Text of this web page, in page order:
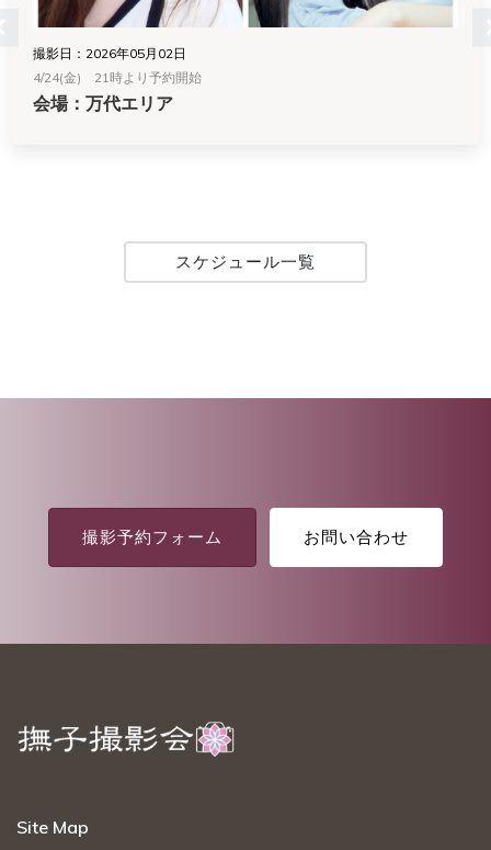
撮影日：2026年05月02日
4/24(金) 21時より予約開始
会場：万代エリア
スケジュール一覧
撮影予約フォーム お問い合わせ
Site Map